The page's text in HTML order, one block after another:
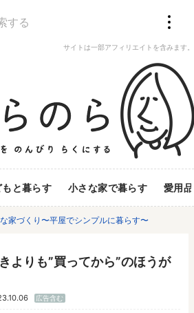
サイトは一部アフィリエイトを含みます。
もと暮らす 小さな家で暮らす 愛用品
家づくり〜平屋でシンプルに暮らす〜
よりも”買ってから”のほうが
広告含む